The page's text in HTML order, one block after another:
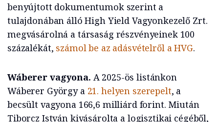
benyújtott dokumentumok szerint a
tulajdonában álló High Yield Vagyonkezelő Zrt.
megvásárolná a társaság részvényeinek 100
százalékát, számol be az adásvételről a HVG.
Wáberer vagyona. A 2025-ös listánkon
Wáberer György a 21. helyen szerepelt, a
becsült vagyona 166,6 milliárd forint. Miután
Tiborcz István kivásárolta a logisztikai cégéből,